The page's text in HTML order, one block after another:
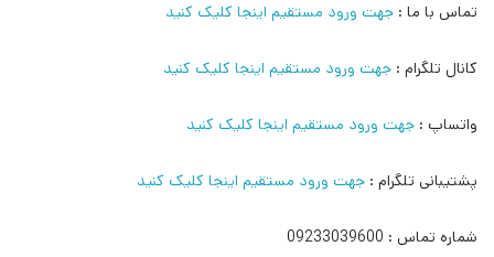
تماس با ما : جهت ورود مستقیم اینجا کلیک کنید
کانال تلگرام : جهت ورود مستقیم اینجا کلیک کنید
واتساپ : جهت ورود مستقیم اینجا کلیک کنید
پشتیبانی تلگرام : جهت ورود مستقیم اینجا کلیک کنید
شماره تماس : 09233039600